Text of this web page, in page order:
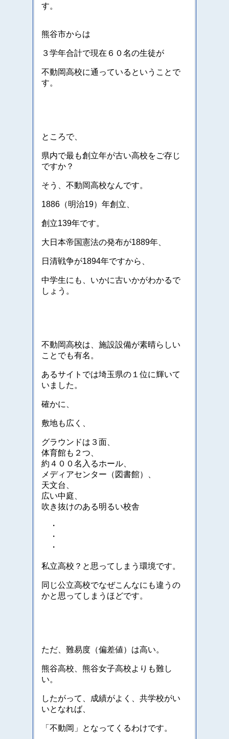
す。
熊谷市からは
３学年合計で現在６０名の生徒が
不動岡高校に通っているということで
す。
ところで、
県内で最も創立年が古い高校をご存じ
ですか？
そう、不動岡高校なんです。
1886（明治19）年創立、
創立139年です。
大日本帝国憲法の発布が1889年、
日清戦争が1894年ですから、
中学生にも、いかに古いかがわかるで
しょう。
不動岡高校は、施設設備が素晴らしい
ことでも有名。
あるサイトでは埼玉県の１位に輝いて
いました。
確かに、
敷地も広く、
グラウンドは３面、
体育館も２つ、
約４００名入るホール、
メディアセンター（図書館）、
天文台、
広い中庭、
吹き抜けのある明るい校舎
・
・
・
私立高校？と思ってしまう環境です。
同じ公立高校でなぜこんなにも違うの
かと思ってしまうほどです。
ただ、難易度（偏差値）は高い。
熊谷高校、熊谷女子高校よりも難し
い。
したがって、成績がよく、共学校がい
いとなれば、
「不動岡」となってくるわけです。